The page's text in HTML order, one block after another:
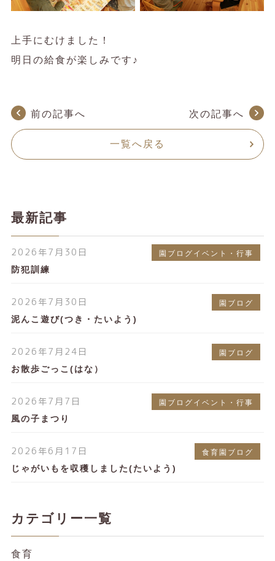
上手にむけました！
明日の給食が楽しみです♪
前の記事へ
一覧へ戻る
次の記事へ
最新記事
2026年7月30日 園ブログイベント・行事
防犯訓練
2026年7月30日 園ブログ
泥んこ遊び(つき・たいよう)
2026年7月24日 園ブログ
お散歩ごっこ(はな）
2026年7月7日 園ブログイベント・行事
風の子まつり
2026年6月17日 食育園ブログ
じゃがいもを収穫しました(たいよう)
カテゴリー一覧
食育